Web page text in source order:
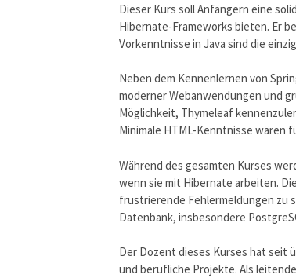
Dieser Kurs soll Anfängern eine
Hibernate-Frameworks bieten. Er
Vorkenntnisse in Java sind die
Neben dem Kennenlernen von
moderner Webanwendungen und
Möglichkeit, Thymeleaf
Minimale HTML-Kenntnisse wären
Während des gesamten Kurses
wenn sie mit Hibernate arbeiten.
frustrierende Fehlermeldungen zu
Datenbank, insbesondere
Der Dozent dieses Kurses hat seit
und berufliche Projekte. Als